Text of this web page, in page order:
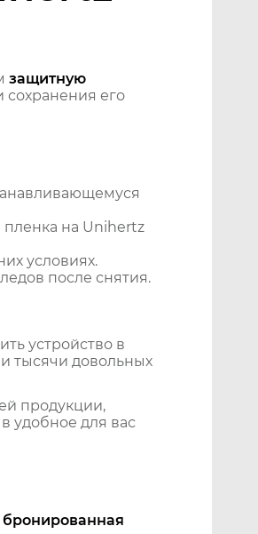
защитную
его
на Unihertz
условиях.
после снятия.
устройство в
тысячи довольных
продукции,
удобное для вас
бронированная